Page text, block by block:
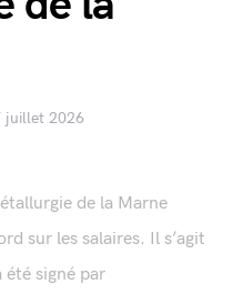
juillet 2026
de la Marne
sur les salaires. Il s’agit
été signé par